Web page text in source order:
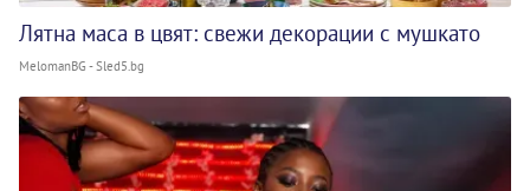
Лятна маса в цвят: свежи декорации с мушкато
MelomanBG - Sled5.bg